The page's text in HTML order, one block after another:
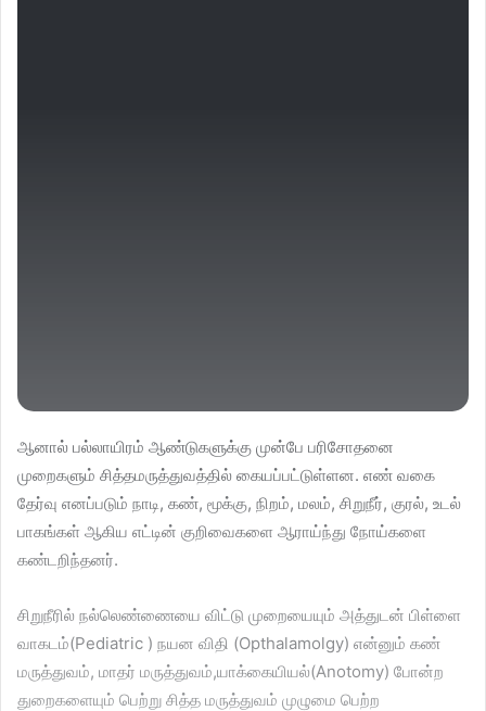
ஆனால் பல்லாயிரம் ஆண்டுகளுக்கு முன்பே பரிசோதனை
முறைகளும் சித்தமருத்துவத்தில் கையப்பட்டுள்ளன. எண் வகை
தேர்வு எனப்படும் நாடி, கண், மூக்கு, நிறம், மலம், சிறுநீர், குரல், உடல்
பாகங்கள் ஆகிய எட்டின் குறிவைகளை ஆராய்ந்து நோய்களை
கண்டறிந்தனர்.
சிறுநீரில் நல்லெண்ணையை விட்டு முறையையும் அத்துடன் பிள்ளை
வாகடம்(Pediatric ) நயன விதி (Opthalamolgy) என்னும் கண்
மருத்துவம், மாதர் மருத்துவம்,யாக்கையியல்(Anotomy) போன்ற
துறைகளையும் பெற்று சித்த மருத்துவம் முழுமை பெற்ற